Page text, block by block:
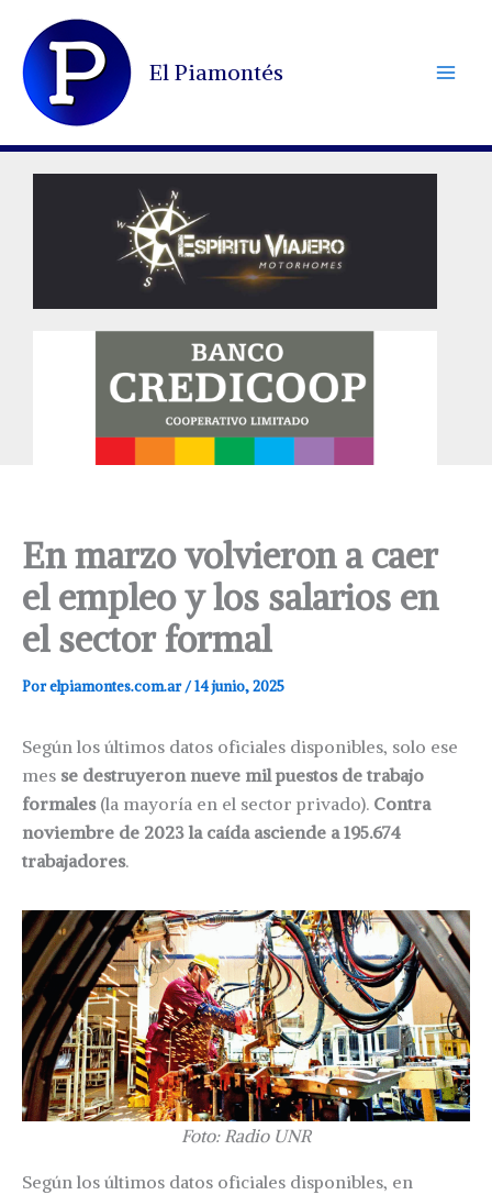
contenido
El Piamontés
En marzo volvieron a caer
el empleo y los salarios en
el sector formal
Porelpiamontes.com.ar/14 junio, 2025
Según los últimos datos oficiales disponibles, solo ese
mes se destruyeron nueve mil puestos de trabajo
formales(la mayoría en el sector privado). Contra
noviembre de 2023 la caída asciende a 195.674
trabajadores.
Foto: Radio UNR
Según los últimos datos oficiales disponibles, en